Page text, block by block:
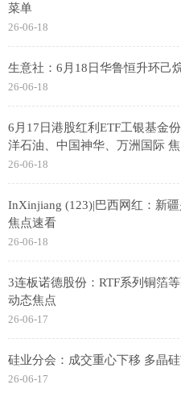
菜单
26-06-18
生意社：6月18日华鲁恒升环己
26-06-18
6月17日港股红利ETF工银基金
洋石油、中国神华、万洲国际
26-06-18
InXinjiang (123)|巴西网红：新
焦点速看
26-06-18
3连板诺德股份：RTF系列铜箔
动态焦点
26-06-17
硅业分会：成交重心下移 多晶
26-06-17